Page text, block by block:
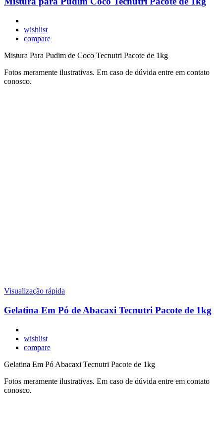
wishlist
compare
Mistura Para Pudim de Coco Tecnutri Pacote de 1kg
Fotos meramente ilustrativas. Em caso de dúvida entre em contato
conosco.
Visualização rápida
Gelatina Em Pó de Abacaxi Tecnutri Pacote de 1kg
wishlist
compare
Gelatina Em Pó Abacaxi Tecnutri Pacote de 1kg
Fotos meramente ilustrativas. Em caso de dúvida entre em contato
conosco.